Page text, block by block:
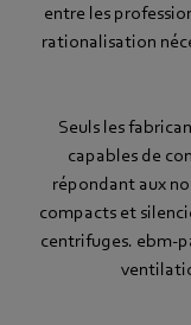
entre les
rationalisation
Seuls les
capables de
répondant aux
compacts et
centrifuges.